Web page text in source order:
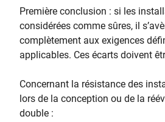
Première conclusion : si les
considérées comme sûres, il
complètement aux exigences
applicables. Ces écarts doivent
Concernant la résistance des
lors de la conception ou de la
double :